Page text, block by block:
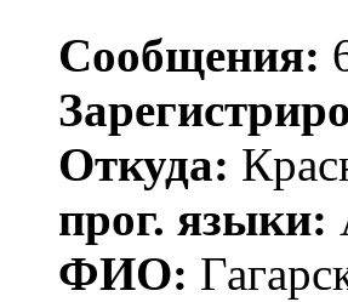
Сообщения:
Откуда:
прог. языки:
ФИО: